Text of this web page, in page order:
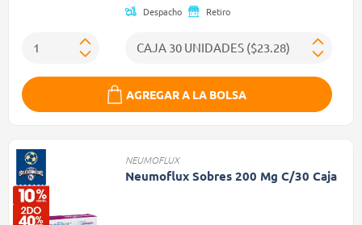
Despacho Retiro
AGREGAR A LA BOLSA
NEUMOFLUX
Neumoflux Sobres 200 Mg C/30 Caja